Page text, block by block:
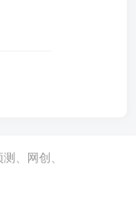
、网创、